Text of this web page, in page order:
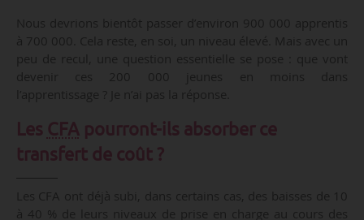
Nous devrions bientôt passer d’environ 900 000 apprentis
à 700 000. Cela reste, en soi, un niveau élevé. Mais avec un
peu de recul, une question essentielle se pose : que vont
devenir ces 200 000 jeunes en moins dans
l’apprentissage ? Je n’ai pas la réponse.
Les CFApourront-ils absorber ce
transfert de coût ?
Les CFA ont déjà subi, dans certains cas, des baisses de 10
à 40 % de leurs niveaux de prise en charge au cours des